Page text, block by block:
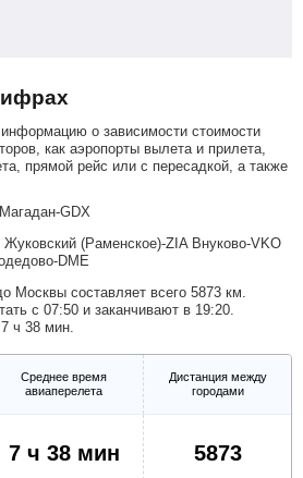
о зависимости стоимости
как аэропорты вылета и прилета,
прямой рейс или с пересадкой, а также
Магадан-GDX
Жуковский (Раменское)-ZIA Внуково-VKO
DME
Москвы составляет всего 5873 км.
с 07:50 и заканчивают в 19:20.
ч 38 мин.
Среднее время
авиаперелета
Дистанция между
городами
7 ч 38 мин 5873